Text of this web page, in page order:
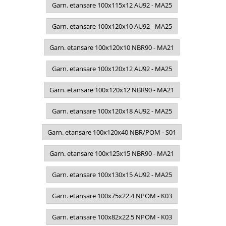
Garn. etansare 100x115x12 AU92 - MA25
Garn. etansare 100x120x10 AU92 - MA25
Garn. etansare 100x120x10 NBR90 - MA21
Garn. etansare 100x120x12 AU92 - MA25
Garn. etansare 100x120x12 NBR90 - MA21
Garn. etansare 100x120x18 AU92 - MA25
Garn. etansare 100x120x40 NBR/POM - S01
Garn. etansare 100x125x15 NBR90 - MA21
Garn. etansare 100x130x15 AU92 - MA25
Garn. etansare 100x75x22.4 NPOM - K03
Garn. etansare 100x82x22.5 NPOM - K03